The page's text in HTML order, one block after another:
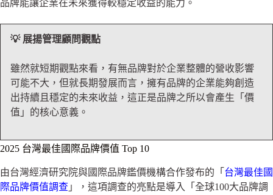
品牌能讓企業在未來獲得較穩定收益的能力。
💡 展揚管理顧問觀點
雖然就短期觀點來看，有無品牌對於企業整體的營收影響
可能不大，但就長期發展而言，擁有品牌的企業能夠創造
出持續且穩定的未來收益，這正是品牌之所以會產生「價
值」的核心意義。
2025 台灣最佳國際品牌價值 Top 10
由台灣經濟研究院與國際品牌鑑價機構合作發布的「 台灣最佳國
際品牌價值調查 」，這項調查的亮點是導入「全球100大品牌調